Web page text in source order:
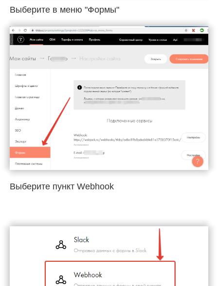
Выберите в меню "Формы"
Выберите пункт Webhook